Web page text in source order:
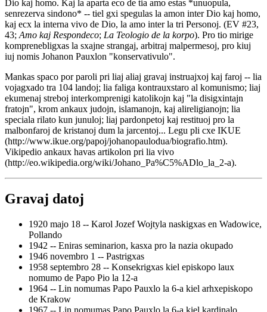
Dio kaj homo. Kaj la aparta eco de tia amo estas *unuopula,
senrezerva sindono* -- tiel gxi spegulas la amon inter Dio kaj homo,
kaj ecx la interna vivo de Dio, la amo inter la tri Personoj. (EV #23,
43; Amo kaj Respondeco; La Teologio de la korpo). Pro tio mirige
komprenebligxas la sxajne strangaj, arbitraj malpermesoj, pro kiuj
iuj nomis Johanon Pauxlon "konservativulo".
Mankas spaco por paroli pri liaj aliaj gravaj instruajxoj kaj faroj -- lia
vojagxado tra 104 landoj; lia faliga kontrauxstaro al komunismo; liaj
ekumenaj streboj interkomprenigi katolikojn kaj "la disigxintajn
fratojn", krom ankaux judojn, islamanojn, kaj alireligianojn; lia
speciala rilato kun junuloj; liaj pardonpetoj kaj restituoj pro la
malbonfaroj de kristanoj dum la jarcentoj... Legu pli cxe IKUE
(http://www.ikue.org/papoj/johanopaulodua/biografio.htm).
Vikipedio ankaux havas artikolon pri lia vivo
(http://eo.wikipedia.org/wiki/Johano_Pa%C5%ADlo_la_2-a).
Gravaj datoj
1920 majo 18 -- Karol Jozef Wojtyla naskigxas en Wadowice,
Pollando
1942 -- Eniras seminarion, kasxa pro la nazia okupado
1946 novembro 1 -- Pastrigxas
1958 septembro 28 -- Konsekrigxas kiel episkopo laux
nomumo de Papo Pio la 12-a
1964 -- Lin nomumas Papo Pauxlo la 6-a kiel arhxepiskopo
de Krakow